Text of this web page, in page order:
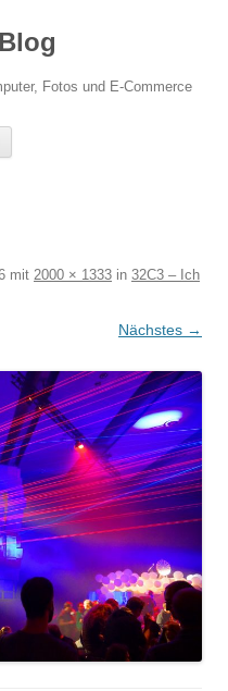
Fotos und E-Commerce
mit 2000 × 1333 in 32C3 – Ich
Nächstes →